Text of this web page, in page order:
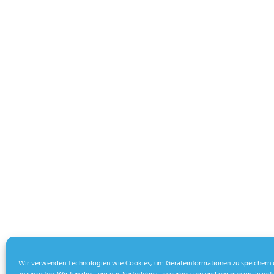
Wir verwenden Technologien wie Cookies, um Geräteinformationen zu